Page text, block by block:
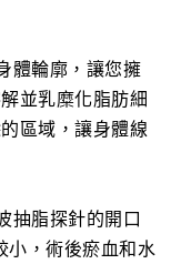
體輪廓，讓您擁
並乳糜化脂肪細
區域，讓身體線
抽脂探針的開口
小，術後瘀血和水